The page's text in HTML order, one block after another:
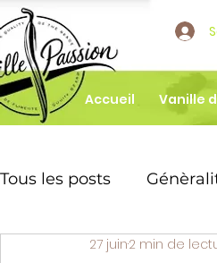
Accueil Vanille
Tous les posts
Boissons parfumée
27 juin2 min de